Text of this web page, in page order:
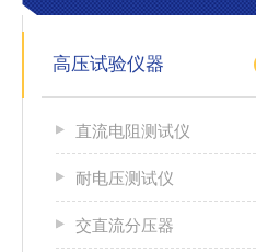
高压试验仪器
直流电阻测试仪
耐电压测试仪
交直流分压器